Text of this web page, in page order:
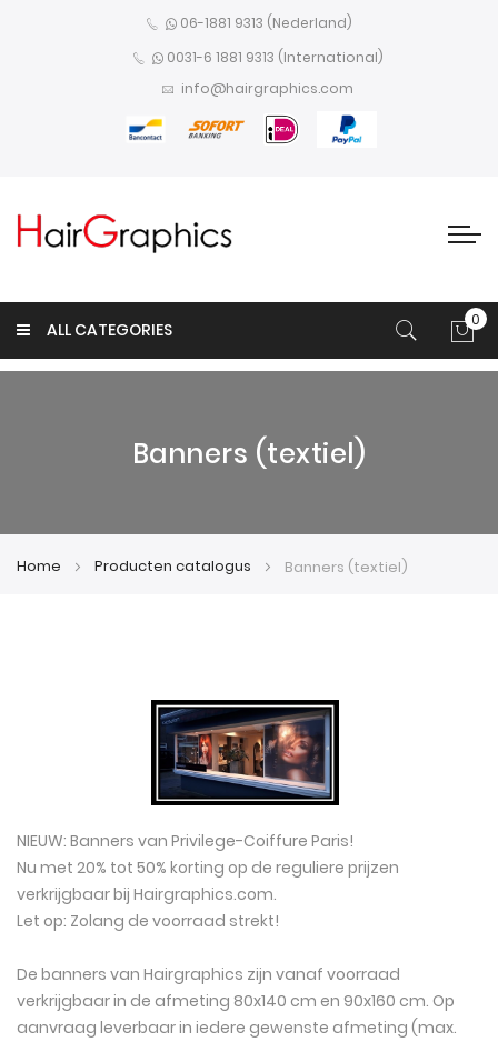
06-1881 9313 (Nederland)
0031-6 1881 9313 (International)
info@hairgraphics.com
ALL CATEGORIES 0
Banners (textiel)
Home Producten catalogus Banners (textiel)
NIEUW: Banners van Privilege-Coiffure Paris!
Nu met 20% tot 50% korting op de reguliere prijzen
verkrijgbaar bij Hairgraphics.com.
Let op: Zolang de voorraad strekt!
De banners van Hairgraphics zijn vanaf voorraad
verkrijgbaar in de afmeting 80x140 cm en 90x160 cm. Op
aanvraag leverbaar in iedere gewenste afmeting (max.